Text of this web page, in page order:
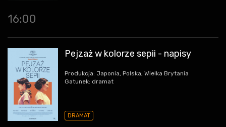
16:00
Pejzaż w kolorze sepii - napisy
Produkcja: Japonia, Polska, Wielka Brytania
Gatunek: dramat
DRAMAT